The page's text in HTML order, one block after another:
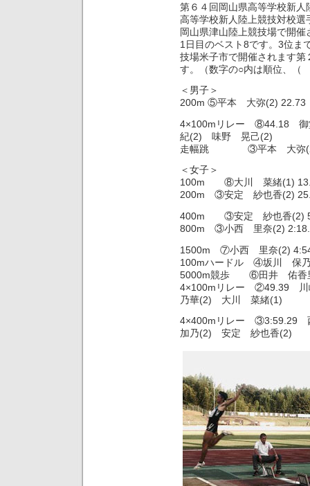
第６４回岡山県高等学校新
高等学校新人陸上競技対校
岡山県津山陸上競技場で開催
1日目のベスト8です。3位ま
技場米子市で開催されます
す。（数字の○内は順位、（
＜男子＞
200m ⑤平本 大弥(2) 22.73
4×100mリレー
紀(2) 味野 晃己(2)
走幅跳 ③平本 大弥
＜女子＞
100m ⑧大川 菜緒(1)
200m ③安定 紗也香(2)
400m ③安定 紗也香
800m ③小西 里奈(2)
1500m ⑦小西 里奈(2)
100mハードル ④坂川 保乃
5000m競歩 ⑥田井 佑香
4×100mリレー ②49.39
乃華(2) 大川 菜緒(1)
4×400mリレー
加乃(2) 安定 紗也香(2)